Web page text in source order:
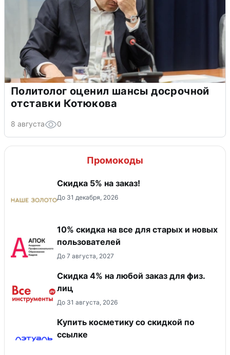
Политолог оценил шансы досрочной
отставки Котюкова
8 августа 0
Промокоды
Скидка 5% на заказ!
До 31 декабря, 2026
10% скидка на все для старых и новых
пользователей
До 7 августа, 2027
Скидка 4% на любой заказ для физ.
лиц
До 31 августа, 2026
Купить косметику со скидкой по
ссылке